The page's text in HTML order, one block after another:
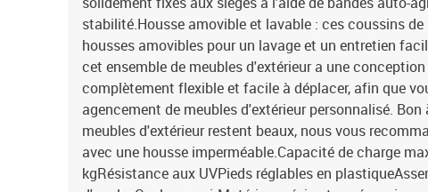
stabilité.Housse amovible et lavable : ces coussins
housses amovibles pour un lavage et un entretien
cet ensemble de meubles d'extérieur a une
complètement flexible et facile à déplacer, afin que
agencement de meubles d'extérieur personnalisé. Bon
meubles d'extérieur restent beaux, nous vous
avec une housse imperméable.Capacité de charge
kgRésistance aux UVPieds réglables en